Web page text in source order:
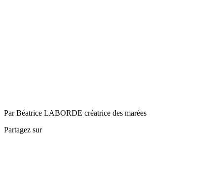
Par Béatrice LABORDE créatrice des marées
Partagez sur